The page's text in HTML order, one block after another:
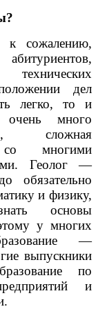
к сожалению,
дел
легко, то и
много
сложная
многими
Геолог —
обязательно
и физику,
основы
у многих
—
выпускники
по
и